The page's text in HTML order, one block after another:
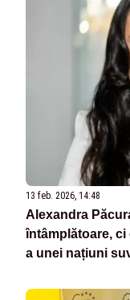
13 feb. 2026, 14:48
Alexandra
întâmplătoare,
a unei națiuni